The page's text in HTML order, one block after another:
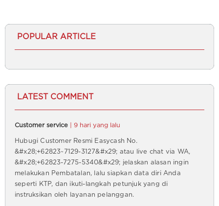
POPULAR ARTICLE
LATEST COMMENT
Customer service | 9 hari yang lalu
Hubugi Customer Resmi Easycash No.
&#x28;+62823~7129-3127&#x29; atau live chat via WA,
&#x28;+62823-7275-5340&#x29; jelaskan alasan ingin
melakukan Pembatalan, lalu siapkan data diri Anda
seperti KTP, dan ikuti-langkah petunjuk yang di
instruksikan oleh layanan pelanggan.